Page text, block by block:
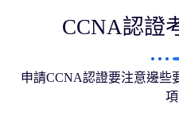
CCNA認證
申請CCNA認證要注意邊些
項